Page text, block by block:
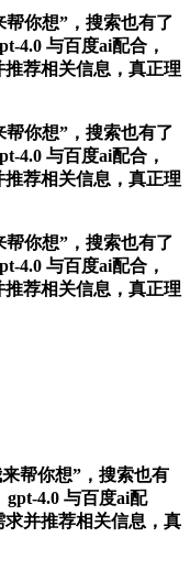
你想”，搜索也有了
4.0 与百度ai配合，
荐相关信息，真正理
你想”，搜索也有了
4.0 与百度ai配合，
荐相关信息，真正理
帮你想”，搜索也有了
4.0 与百度ai配合，
荐相关信息，真正理
帮你想”，搜索也有
gpt-4.0 与百度ai配
并推荐相关信息，真